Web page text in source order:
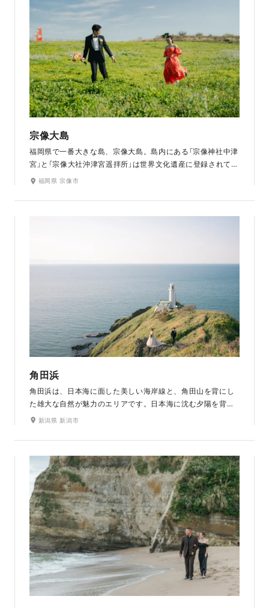
宗像大島
福岡県で一番大きな島、宗像大島。島内にある「宗像神社中津
宮」と「宗像大社沖津宮遥拝所」は世界文化遺産に登録されてい
ます。深い歴史と、緑と海に囲まれた自然いっぱいの場所
福岡県 宗像市
角田浜
角田浜は、日本海に面した美しい海岸線と、角田山を背にし
た雄大な自然が魅力のエリアです。日本海に沈む夕陽を背景
にしたフォトウェディングも人気です。海と空が一体となる
すめです。
新潟県 新潟市